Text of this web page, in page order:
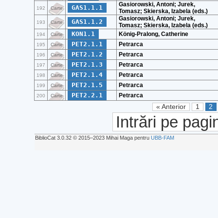
192 Carte GAS1.1.1
Gasiorowski, Antoni; Jurek,
Tomasz; Skierska, Izabela (eds.)
193 Carte GAS1.1.2
Gasiorowski, Antoni; Jurek,
Tomasz; Skierska, Izabela (eds.)
194 Carte KON1.1 König-Pralong, Catherine
195 Carte PET2.1.1 Petrarca
196 Carte PET2.1.2 Petrarca
197 Carte PET2.1.3 Petrarca
198 Carte PET2.1.4 Petrarca
199 Carte PET2.1.5 Petrarca
200 Carte PET2.2.1 Petrarca
« Anterior 1 2
Intrări pe
BiblioCat 3.0.32 © 2015‒2023 Mihai Maga pentru UBB-FAM